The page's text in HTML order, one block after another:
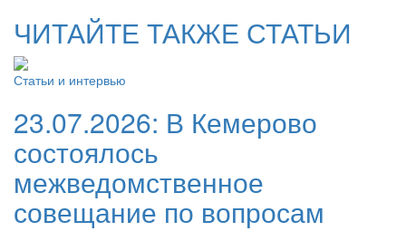
ЧИТАЙТЕ ТАКЖЕ СТАТЬИ
Статьи и интервью
23.07.2026: В Кемерово
состоялось
межведомственное
совещание по вопросам